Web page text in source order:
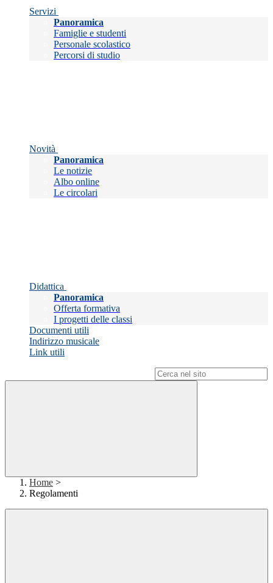
Servizi
Panoramica
Famiglie e studenti
Personale scolastico
Percorsi di studio
Novità
Panoramica
Le notizie
Albo online
Le circolari
Didattica
Panoramica
Offerta formativa
I progetti delle classi
Documenti utili
Indirizzo musicale
Link utili
Home >
Regolamenti